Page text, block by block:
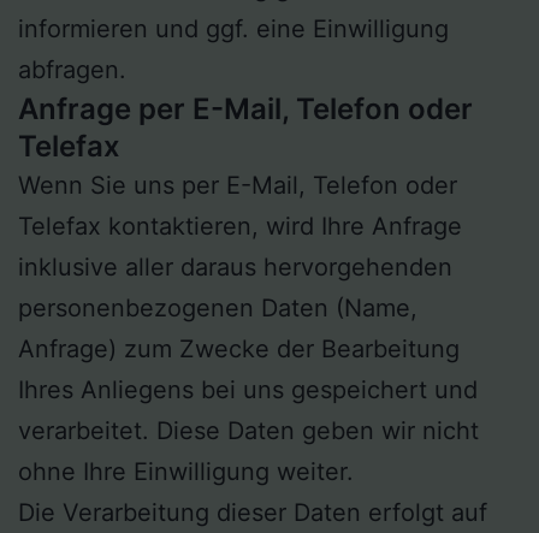
informieren und ggf. eine Einwilligung
abfragen.
Anfrage per E-Mail, Telefon oder
Telefax
Wenn Sie uns per E-Mail, Telefon oder
Telefax kontaktieren, wird Ihre Anfrage
inklusive aller daraus hervorgehenden
personenbezogenen Daten (Name,
Anfrage) zum Zwecke der Bearbeitung
Ihres Anliegens bei uns gespeichert und
verarbeitet. Diese Daten geben wir nicht
ohne Ihre Einwilligung weiter.
Die Verarbeitung dieser Daten erfolgt auf